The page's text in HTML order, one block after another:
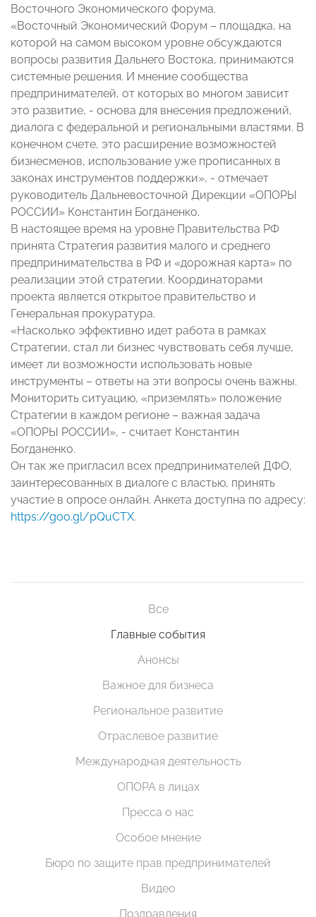
Восточного Экономического форума.
«Восточный Экономический Форум – площадка, на
которой на самом высоком уровне обсуждаются
вопросы развития Дальнего Востока, принимаются
системные решения. И мнение сообщества
предпринимателей, от которых во многом зависит
это развитие, - основа для внесения предложений,
диалога с федеральной и региональными властями. В
конечном счете, это расширение возможностей
бизнесменов, использование уже прописанных в
законах инструментов поддержки», - отмечает
руководитель Дальневосточной Дирекции «ОПОРЫ
РОССИИ» Константин Богданенко.
В настоящее время на уровне Правительства РФ
принята Стратегия развития малого и среднего
предпринимательства в РФ и «дорожная карта» по
реализации этой стратегии. Координаторами
проекта является открытое правительство и
Генеральная прокуратура.
«Насколько эффективно идет работа в рамках
Стратегии, стал ли бизнес чувствовать себя лучше,
имеет ли возможности использовать новые
инструменты – ответы на эти вопросы очень важны.
Мониторить ситуацию, «приземлять» положение
Стратегии в каждом регионе – важная задача
«ОПОРЫ РОССИИ», - считает Константин
Богданенко.
Он так же пригласил всех предпринимателей ДФО,
заинтересованных в диалоге с властью, принять
участие в опросе онлайн. Анкета доступна по адресу:
https://goo.gl/pQuCTX.
Все
Главные события
Анонсы
Важное для бизнеса
Региональное развитие
Отраслевое развитие
Международная деятельность
ОПОРА в лицах
Пресса о нас
Особое мнение
Бюро по защите прав предпринимателей
Видео
Поздравления